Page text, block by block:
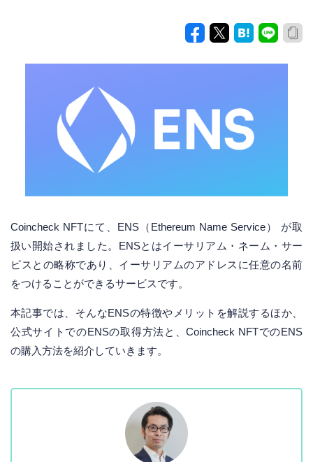
Coincheck NFTにて、ENS（Ethereum Name Service） が取
扱い開始されました。ENSとはイーサリアム・ネーム・サー
ビスとの略称であり、イーサリアムのアドレスに任意の名前
をつけることができるサービスです。
本記事では、そんなENSの特徴やメリットを解説するほか、
公式サイトでのENSの取得方法と、Coincheck NFTでのENS
の購入方法を紹介していきます。